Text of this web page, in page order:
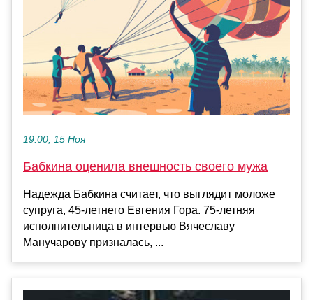
19:00, 15 Ноя
Бабкина оценила внешность своего мужа
Надежда Бабкина считает, что выглядит моложе
супруга, 45-летнего Евгения Гора. 75-летняя
исполнительница в интервью Вячеславу
Манучарову призналась, ...